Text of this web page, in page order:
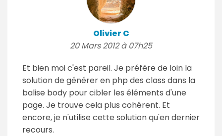
Olivier C
20 Mars 2012 à 07h25
Et bien moi c'est pareil. Je préfère de loin la
solution de générer en php des class dans la
balise body pour cibler les éléments d'une
page. Je trouve cela plus cohérent. Et
encore, je n'utilise cette solution qu'en dernier
recours.